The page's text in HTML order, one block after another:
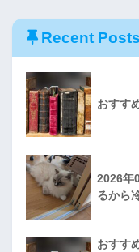
Recent Posts
おすす
2026年
るから
おすす